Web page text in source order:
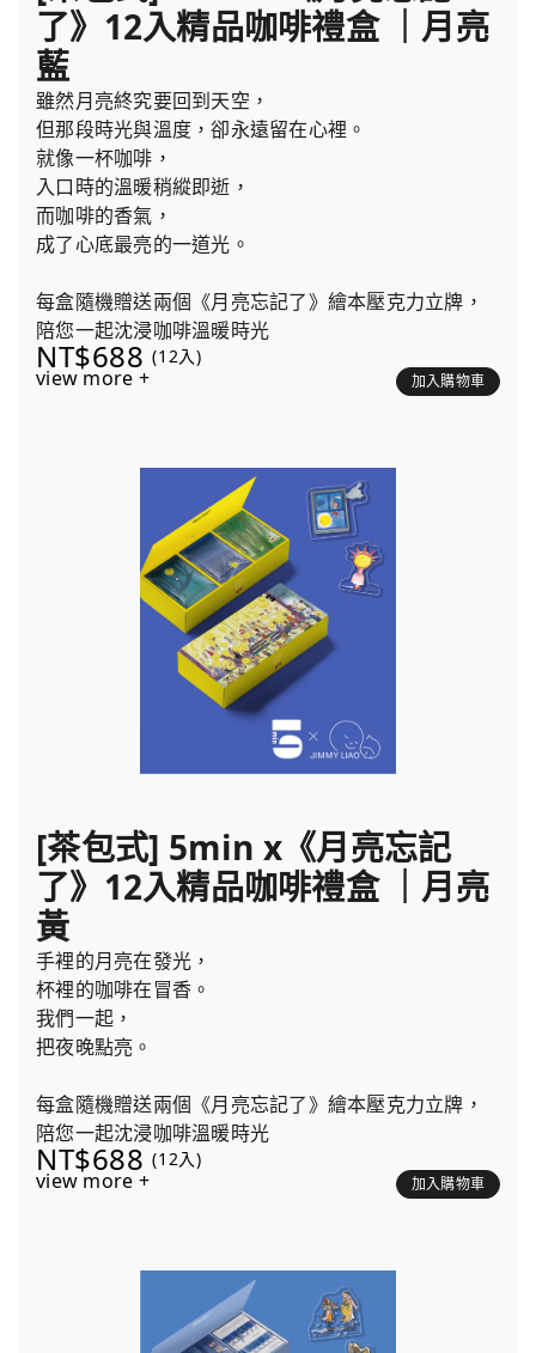
了》12入精品咖啡禮盒 ｜月亮
藍
雖然月亮終究要回到天空，
但那段時光與溫度，卻永遠留在心裡。
就像一杯咖啡，
入口時的溫暖稍縱即逝，
而咖啡的香氣，
成了心底最亮的一道光。
每盒隨機贈送兩個《月亮忘記了》繪本壓克力立牌，
陪您一起沈浸咖啡溫暖時光
NT$688 (12入)
view more + 加入購物車
[茶包式] 5min x《月亮忘記
了》12入精品咖啡禮盒 ｜月亮
黃
手裡的月亮在發光，
杯裡的咖啡在冒香。
我們一起，
把夜晚點亮。
每盒隨機贈送兩個《月亮忘記了》繪本壓克力立牌，
陪您一起沈浸咖啡溫暖時光
NT$688 (12入)
view more + 加入購物車